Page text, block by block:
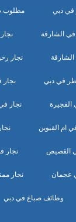
في دبي مطلوب
في الشارقة
الشارقة نجار
في دبي نجار
الفجيرة نجار
ام القيوين
القصيص نجار
عجمان نجار
وظائف صباغ في دبي